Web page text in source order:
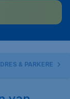
& PARKEREN